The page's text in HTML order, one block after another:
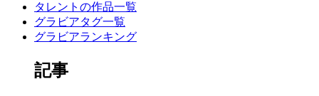
タレントの作品一覧
グラビアタグ一覧
グラビアランキング
記事